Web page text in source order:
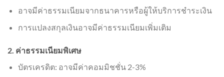
อาจมีค่าธรรมเนียมจากธนาคารหรือผู้ให้บริการชำระเงิน
การแปลงสกุลเงินอาจมีค่าธรรมเนียมเพิ่มเติม
2. ค่าธรรมเนียมพิเศษ
บัตรเครดิต: อาจมีค่าคอมมิชชั่น 2-3%